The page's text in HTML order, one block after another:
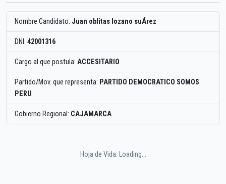
Nombre Candidato: Juan oblitas lozano suÁrez
DNI: 42001316
Cargo al que postula: ACCESITARIO
Partido/Mov. que representa: PARTIDO DEMOCRATICO SOMOS
PERU
Gobierno Regional: CAJAMARCA
Hoja de Vida: Loading...